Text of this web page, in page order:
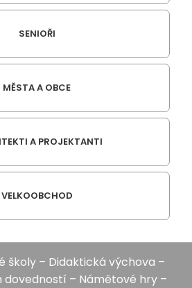
SENIOŘI
MĚSTA A OBCE
A PROJEKTANTI
VELKOOBCHOD
školy – Didaktická výchova –
dovedností – Námětové hry –